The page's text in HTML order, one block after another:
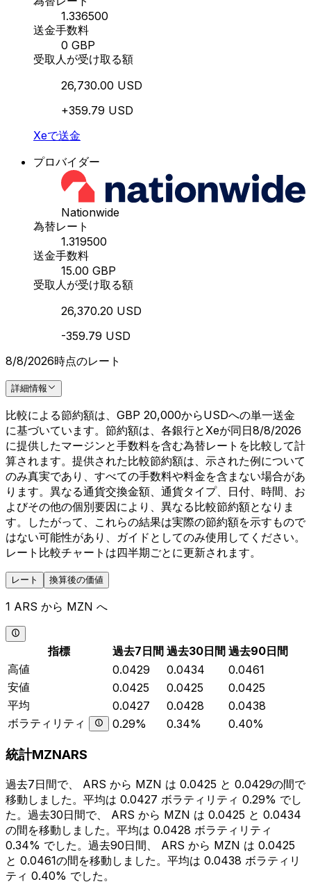
1.336500
送金手数料
0 GBP
受取人が受け取る額
26,730.00 USD
+359.79 USD
Xeで送金
プロバイダー
Nationwide
為替レート
1.319500
送金手数料
15.00 GBP
受取人が受け取る額
26,370.20 USD
-359.79 USD
8/8/2026時点のレート
詳細情報
比較による節約額は、GBP 20,000からUSDへの単一送金
に基づいています。節約額は、各銀行とXeが同日8/8/2026
に提供したマージンと手数料を含む為替レートを比較して計
算されます。提供された比較節約額は、示された例について
のみ真実であり、すべての手数料や料金を含まない場合があ
ります。異なる通貨交換金額、通貨タイプ、日付、時間、お
よびその他の個別要因により、異なる比較節約額となりま
す。したがって、これらの結果は実際の節約額を示すもので
はない可能性があり、ガイドとしてのみ使用してください。
レート比較チャートは四半期ごとに更新されます。
レート 換算後の価値
1 ARS から MZN へ
指標 過去7日間 過去30日間 過去90日間
高値
0.0429 0.0434
0.0461
安値
0.0425 0.0425
0.0425
平均
0.0427 0.0428
0.0438
ボラティリティ
0.29% 0.34% 0.40%
統計MZNARS
過去7日間で、 ARS から MZN は 0.0425 と 0.0429の間で
移動しました。平均は 0.0427 ボラティリティ 0.29% でし
た。過去30日間で、 ARS から MZN は 0.0425 と 0.0434
の間を移動しました。平均は 0.0428 ボラティリティ
0.34% でした。過去90日間、 ARS から MZN は 0.0425
と 0.0461の間を移動しました。平均は 0.0438 ボラティリ
ティ 0.40% でした。